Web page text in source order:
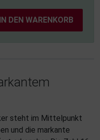
IN DEN WARENKORB
steht im Mittelpunkt
und die markante